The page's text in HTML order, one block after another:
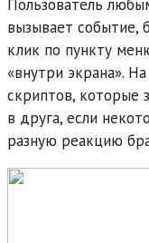
Пользователь
вызывает событие,
клик по пункту
«внутри экрана».
скриптов, которые
в друга, если
разную реакцию